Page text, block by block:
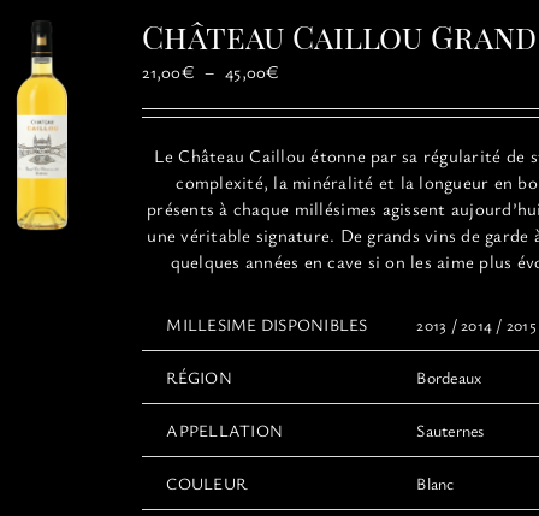
peuvent
sur
la
page
du
produit
Château Caillou
21,00€ – 45,00€
prix :
21,00€
à
45,00€
LeChâteau Caillou étonne par sa régularité de
complexité, la minéralité et la longueur en
présents à chaque millésimes agissent
une véritable signature. De grands vins de garde
quelques années en cave si on les aime plus
MILLESIME DISPONIBLES 2013 / 2014 /
RÉGION Bordeaux
APPELLATION Sauternes
COULEUR Blanc